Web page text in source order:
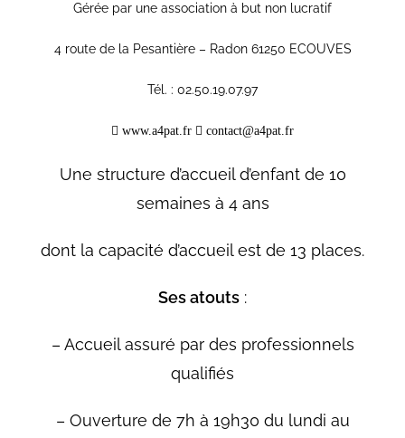
Gérée par une association à but non lucratif
4 route de la Pesantière – Radon 61250 ECOUVES
Tél. : 02.50.19.07.97
 www.a4pat.fr  contact@a4pat.fr
Une structure d’accueil d’enfant de 10
semaines à 4 ans
dont la capacité d’accueil est de 13 places.
Ses atouts :
– Accueil assuré par des professionnels
qualifiés
– Ouverture de 7h à 19h30 du lundi au